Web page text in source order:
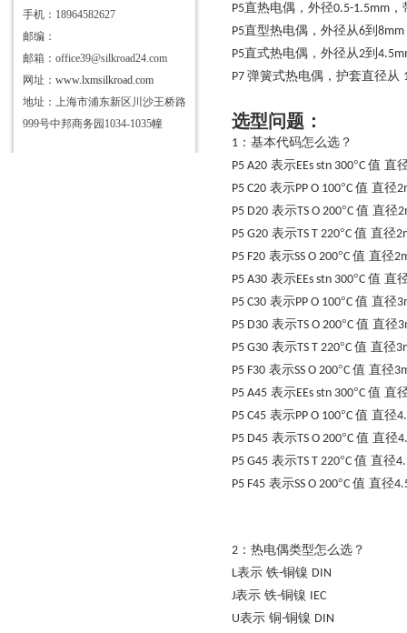
手机：18964582627
邮编：
邮箱：office39@silkroad24.com
网址： www.lxmsilkroad.com
地址：上海市浦东新区川沙王桥路
999号中邦商务园1034-1035幢
P5直热电偶，外径0.5-1.5mm
P5直型热电偶，外径从6到 8mm
P5直式热电偶，外径从2到
P7 弹簧式热电偶，护套直径从
选型问题：
1 ：基本代码怎么选？
P5 A20 表示EEs stn 300°C 值 直
P5 C20 表示PP O 100°C 值 直径
P5 D20 表示TS O 200°C 值 直径
P5 G20 表示TS T 220°C 值 直径
P5 F20 表示SS O 200°C 值 直径
P5 A30 表示EEs stn 300°C 值 直
P5 C30 表示PP O 100°C 值 直径
P5 D30 表示TS O 200°C 值 直径
P5 G30 表示TS T 220°C 值 直径
P5 F30 表示SS O 200°C 值 直径
P5 A45 表示EEs stn 300°C 值 直
P5 C45 表示PP O 100°C 值 直径
P5 D45 表示TS O 200°C 值 直径
P5 G45 表示TS T 220°C 值 直径
P5 F45 表示SS O 200°C 值 直径
2 ：热电偶类型怎么选？
L表示 铁-铜镍 DIN
J表示 铁-铜镍 IEC
U表示 铜-铜镍 DIN